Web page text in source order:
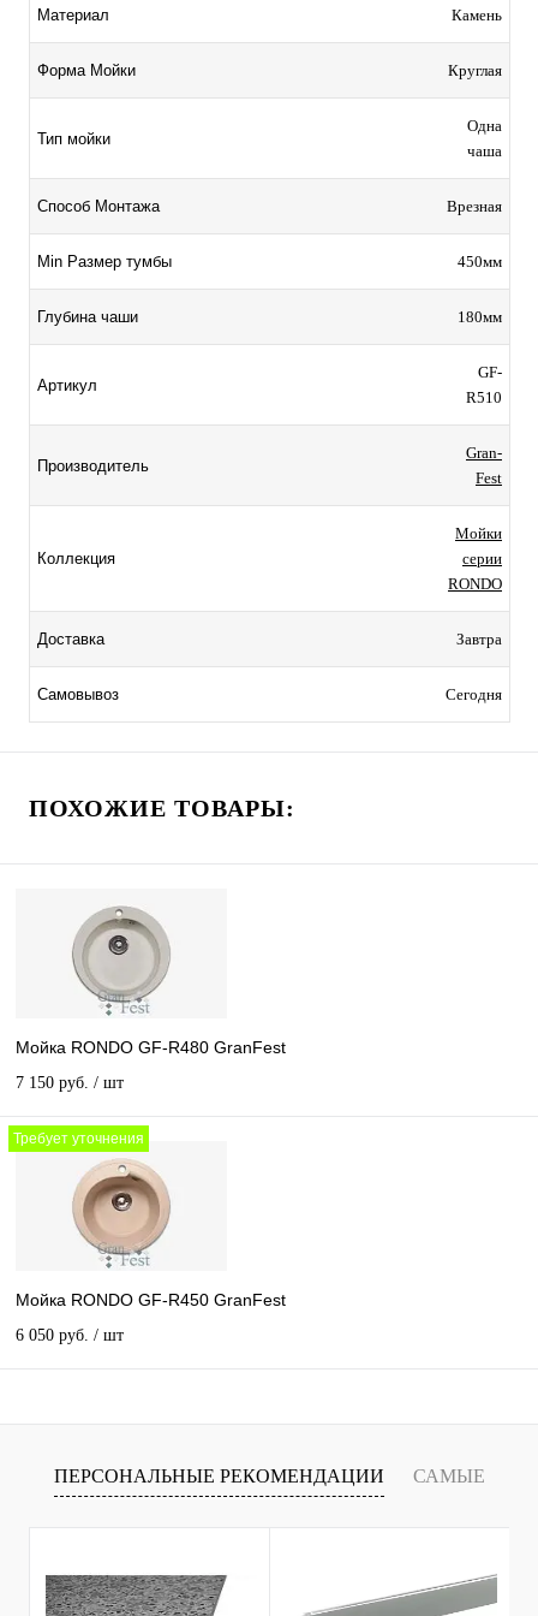
Материал Камень
Форма Мойки Круглая
Тип мойки
Одна
чаша
Способ Монтажа Врезная
Min Размер тумбы 450мм
Глубина чаши 180мм
Артикул
GF-
R510
Производитель
Gran-
Fest
Коллекция
Мойки
серии
RONDO
Доставка Завтра
Самовывоз Сегодня
ПОХОЖИЕ ТОВАРЫ:
Мойка RONDO GF-R480 GranFest
7 150 руб. / шт
Требует уточнения
Мойка RONDO GF-R450 GranFest
6 050 руб. / шт
ПЕРСОНАЛЬНЫЕ РЕКОМЕНДАЦИИ САМЫЕ
ПРОДАВАЕМЫЕ ТОВАРЫ